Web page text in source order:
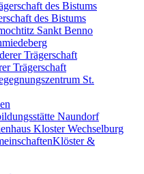
des Bistums
Sankt Benno
Trägerschaft
St.
Naundorf
Kloster Wechselburg
Klöster &